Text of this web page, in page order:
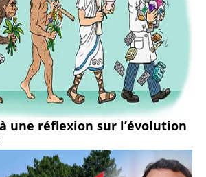
une réflexion sur l’évolution